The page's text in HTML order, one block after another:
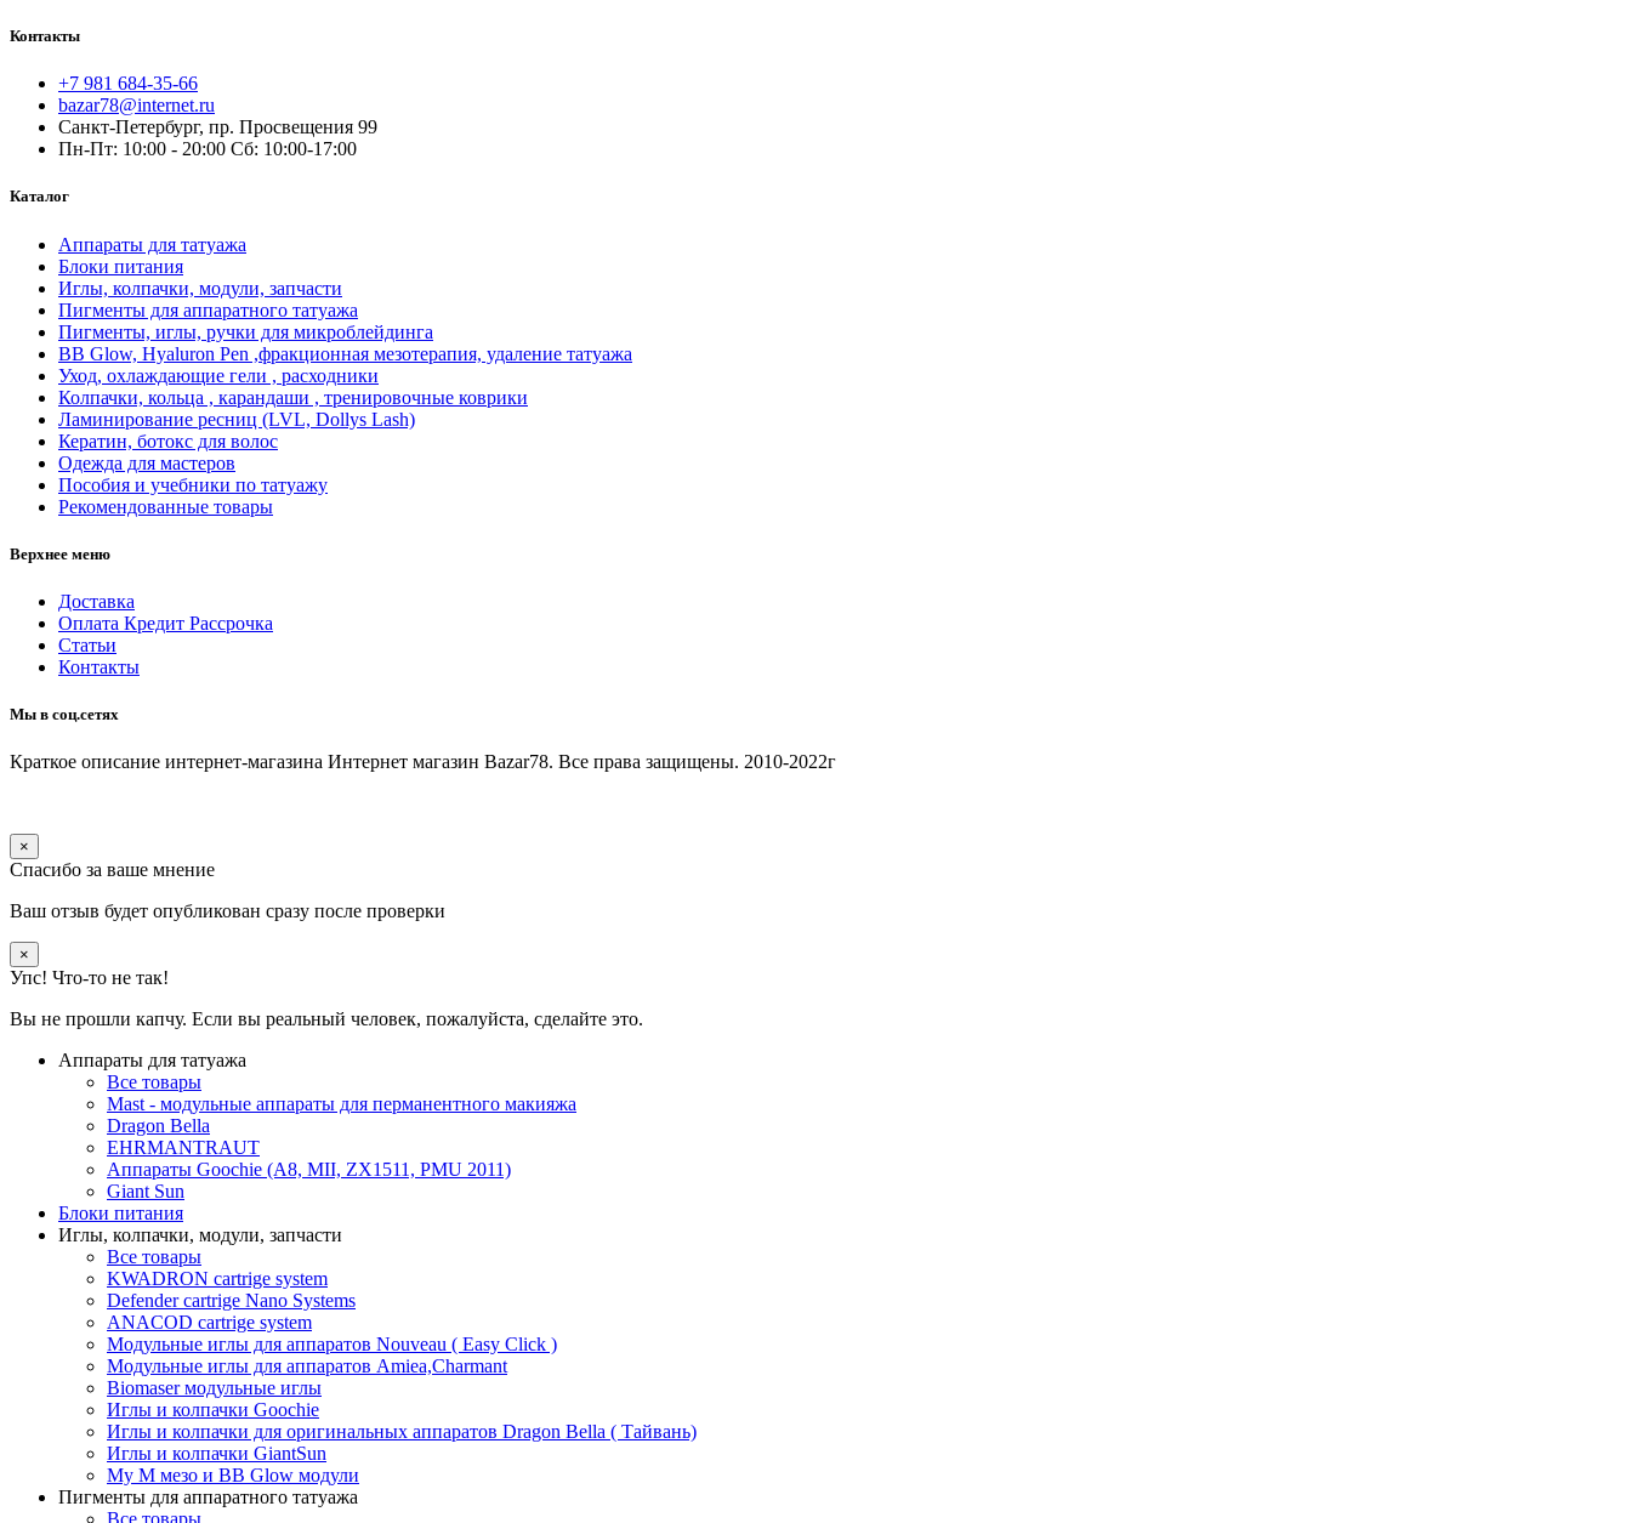
Контакты
+7 981 684-35-66
bazar78@internet.ru
Санкт-Петербург, пр. Просвещения 99
Пн-Пт: 10:00 - 20:00 Сб: 10:00-17:00
Каталог
Аппараты для татуажа
Блоки питания
Иглы, колпачки, модули, запчасти
Пигменты для аппаратного татуажа
Пигменты, иглы, ручки для микроблейдинга
BB Glow, Hyaluron Pen ,фракционная мезотерапия, удаление татуажа
Уход, охлаждающие гели , расходники
Колпачки, кольца , карандаши , тренировочные коврики
Ламинирование ресниц (LVL, Dollys Lash)
Кератин, ботокс для волос
Одежда для мастеров
Пособия и учебники по татуажу
Рекомендованные товары
Верхнее меню
Доставка
Оплата Кредит Рассрочка
Статьи
Контакты
Мы в соц.сетях
Краткое описание интернет-магазина Интернет магазин Bazar78. Все права защищены. 2010-2022г
×
Спасибо за ваше мнение
Ваш отзыв будет опубликован сразу после проверки
×
Упс! Что-то не так!
Вы не прошли капчу. Если вы реальный человек, пожалуйста, сделайте это.
Аппараты для татуажа
Все товары
Mast - модульные аппараты для перманентного макияжа
Dragon Bella
EHRMANTRAUT
Аппараты Goochie (A8, MII, ZX1511, PMU 2011)
Giant Sun
Блоки питания
Иглы, колпачки, модули, запчасти
Все товары
KWADRON cartrige system
Defender cartrige Nano Systems
ANACOD cartrige system
Модульные иглы для аппаратов Nouveau ( Easy Click )
Модульные иглы для аппаратов Amiea,Charmant
Biomaser модульные иглы
Иглы и колпачки Goochie
Иглы и колпачки для оригинальных аппаратов Dragon Bella ( Тайвань)
Иглы и колпачки GiantSun
My M мезо и BB Glow модули
Пигменты для аппаратного татуажа